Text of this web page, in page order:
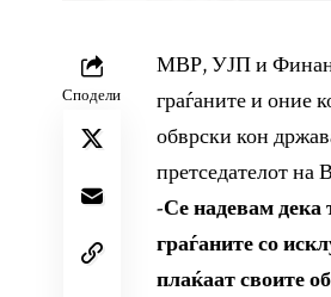
Сподели
МВР, УЈП и
граѓаните и оние
обврски кон
претседателот на
-Се надевам дека
граѓаните со
плаќаат своите